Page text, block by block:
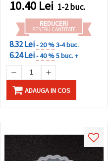
10.40 Lei 1-2 buc.
REDUCERI
PENTRU CANTITATE
8.32 Lei- 20 %3-4 buc.
6.24 Lei- 40 %5 buc. +
ADAUGA IN COS